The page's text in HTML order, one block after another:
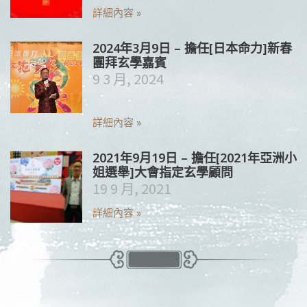
詳細內容 »
2024年3月9日 – 擔任[日本命力]新春
團拜玄學嘉賓
9 3 月, 2024
詳細內容 »
2021年9月19日 – 擔任[2021年亞洲小
姐選舉]大會指定玄學顧問
19 9 月, 2021
詳細內容 »